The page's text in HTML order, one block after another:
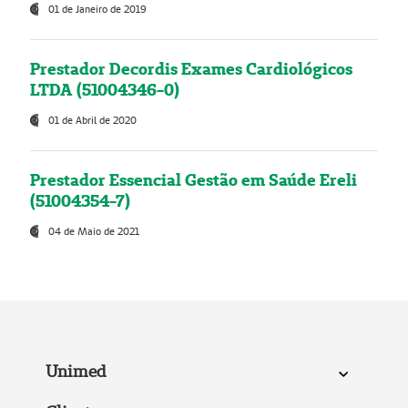
01 de Janeiro de 2019
Prestador Decordis Exames Cardiológicos
LTDA (51004346-0)
01 de Abril de 2020
Prestador Essencial Gestão em Saúde Ereli
(51004354-7)
04 de Maio de 2021
Unimed